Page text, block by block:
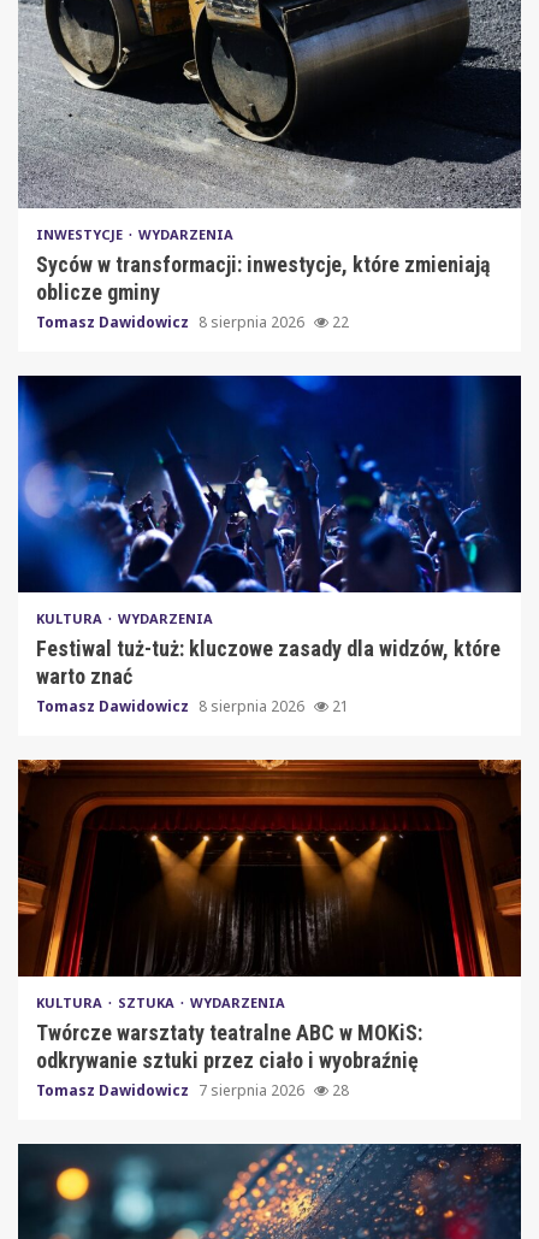
INWESTYCJE WYDARZENIA
Syców w transformacji: inwestycje, które zmieniają
oblicze gminy
Tomasz Dawidowicz 8 sierpnia 2026 22
KULTURA WYDARZENIA
Festiwal tuż-tuż: kluczowe zasady dla widzów, które
warto znać
Tomasz Dawidowicz 8 sierpnia 2026 21
KULTURA SZTUKA WYDARZENIA
Twórcze warsztaty teatralne ABC w MOKiS:
odkrywanie sztuki przez ciało i wyobraźnię
Tomasz Dawidowicz 7 sierpnia 2026 28